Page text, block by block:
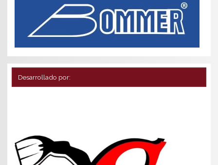
Desarrollado por: